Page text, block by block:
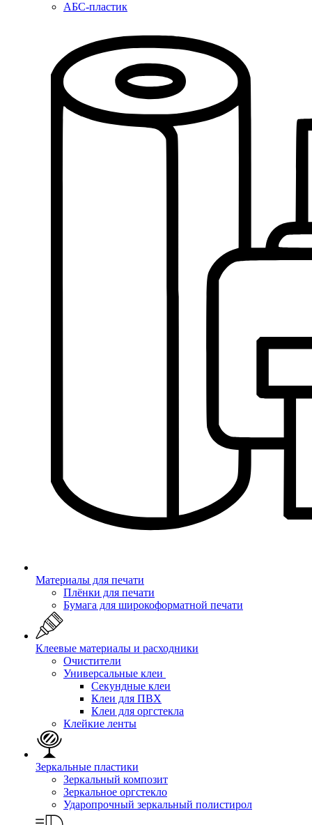
АБС-пластик
Материалы для печати
Плёнки для печати
Бумага для широкоформатной печати
Клеевые материалы и расходники
Очистители
Универсальные клеи
Секундные клеи
Клеи для ПВХ
Клеи для оргстекла
Клейкие ленты
Зеркальные пластики
Зеркальный композит
Зеркальное оргстекло
Ударопрочный зеркальный полистирол